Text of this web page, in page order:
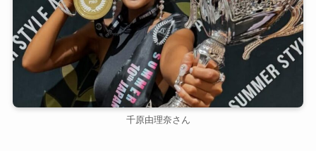
千原由理奈さん